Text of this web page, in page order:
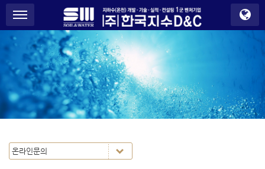
메뉴 건너뛰기
S
P
o
m
o
i
o